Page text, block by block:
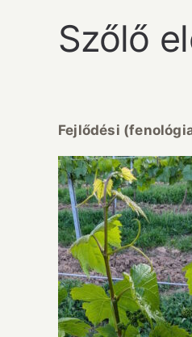
Szőlő
Fejlődési